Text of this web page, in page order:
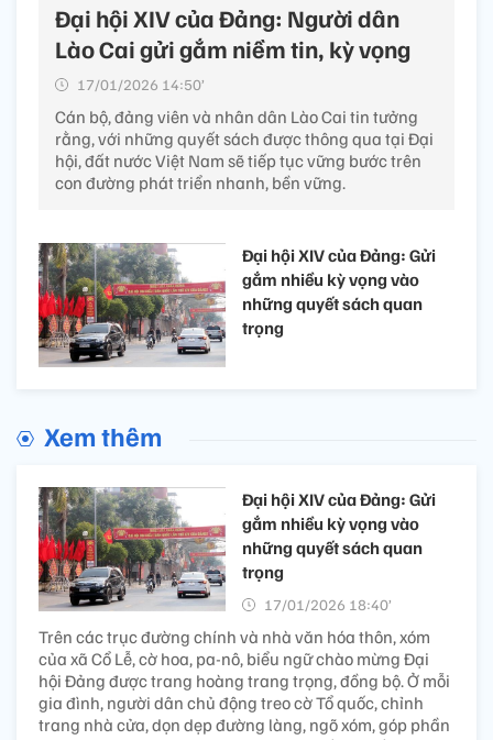
Đại hội XIV của Đảng: Người dân
Lào Cai gửi gắm niềm tin, kỳ vọng
17/01/2026 14:50’
Cán bộ, đảng viên và nhân dân Lào Cai tin tưởng
rằng, với những quyết sách được thông qua tại Đại
hội, đất nước Việt Nam sẽ tiếp tục vững bước trên
con đường phát triển nhanh, bền vững.
Đại hội XIV của Đảng: Gửi
gắm nhiều kỳ vọng vào
những quyết sách quan
trọng
Xem thêm
Đại hội XIV của Đảng: Gửi
gắm nhiều kỳ vọng vào
những quyết sách quan
trọng
17/01/2026 18:40’
Trên các trục đường chính và nhà văn hóa thôn, xóm
của xã Cổ Lễ, cờ hoa, pa-nô, biểu ngữ chào mừng Đại
hội Đảng được trang hoàng trang trọng, đồng bộ. Ở mỗi
gia đình, người dân chủ động treo cờ Tổ quốc, chỉnh
trang nhà cửa, dọn dẹp đường làng, ngõ xóm, góp phần